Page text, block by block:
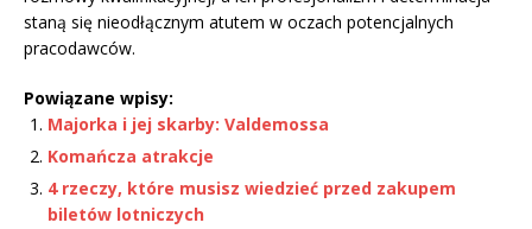
staną się nieodłącznym atutem w oczach potencjalnych
pracodawców.
Powiązane wpisy:
Majorka i jej skarby: Valdemossa
Komańcza atrakcje
4 rzeczy, które musisz wiedzieć przed zakupem
biletów lotniczych